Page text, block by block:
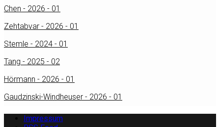
Chen - 2026 - 01
Zehtabvar - 2026 - 01
Stemle - 2024 - 01
Tang - 2025 - 02
Hörmann - 2026 - 01
Gaudzinski-Windheuser - 2026 - 01
Impressum